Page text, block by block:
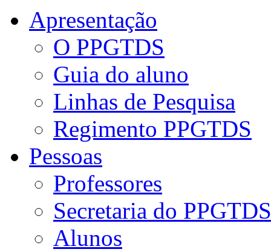
Apresentação
O PPGTDS
Guia do aluno
Linhas de Pesquisa
Regimento PPGTDS
Pessoas
Professores
Secretaria do PPGTDS
Alunos